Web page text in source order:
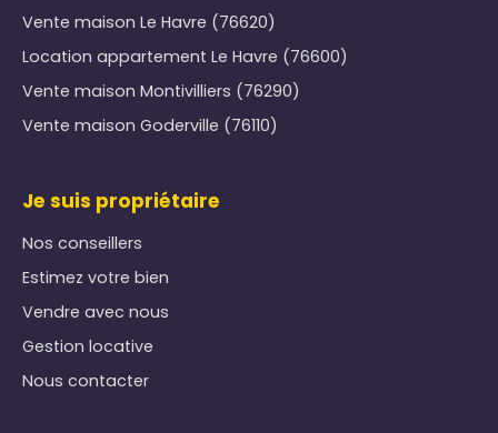
Vente maison Le Havre (76620)
Location appartement Le Havre (76600)
Vente maison Montivilliers (76290)
Vente maison Goderville (76110)
Je suis propriétaire
Nos conseillers
Estimez votre bien
Vendre avec nous
Gestion locative
Nous contacter